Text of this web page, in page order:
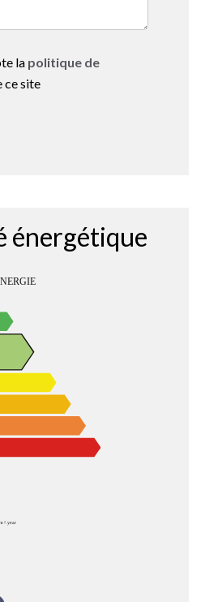
la politique de
ce site
énergétique